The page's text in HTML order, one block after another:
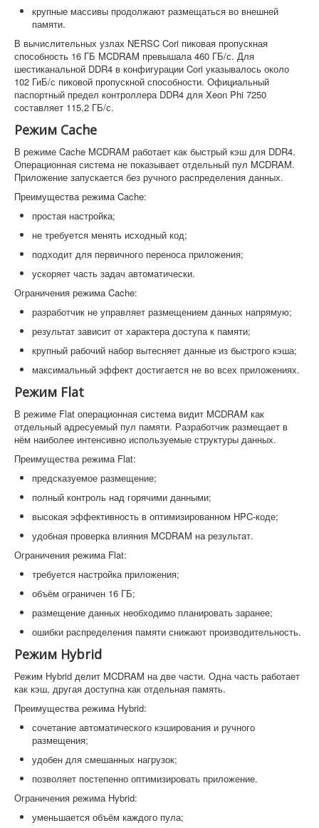
крупные массивы продолжают размещаться во внешней
памяти.
В вычислительных узлах NERSC Cori пиковая пропускная
способность 16 ГБ MCDRAM превышала 460 ГБ/с. Для
шестиканальной DDR4 в конфигурации Cori указывалось около
102 ГиБ/с пиковой пропускной способности. Официальный
паспортный предел контроллера DDR4 для Xeon Phi 7250
составляет 115,2 ГБ/с.
Режим Cache
В режиме Cache MCDRAM работает как быстрый кэш для DDR4.
Операционная система не показывает отдельный пул MCDRAM.
Приложение запускается без ручного распределения данных.
Преимущества режима Cache:
простая настройка;
не требуется менять исходный код;
подходит для первичного переноса приложения;
ускоряет часть задач автоматически.
Ограничения режима Cache:
разработчик не управляет размещением данных напрямую;
результат зависит от характера доступа к памяти;
крупный рабочий набор вытесняет данные из быстрого кэша;
максимальный эффект достигается не во всех приложениях.
Режим Flat
В режиме Flat операционная система видит MCDRAM как
отдельный адресуемый пул памяти. Разработчик размещает в
нём наиболее интенсивно используемые структуры данных.
Преимущества режима Flat:
предсказуемое размещение;
полный контроль над горячими данными;
высокая эффективность в оптимизированном HPC-коде;
удобная проверка влияния MCDRAM на результат.
Ограничения режима Flat:
требуется настройка приложения;
объём ограничен 16 ГБ;
размещение данных необходимо планировать заранее;
ошибки распределения памяти снижают производительность.
Режим Hybrid
Режим Hybrid делит MCDRAM на две части. Одна часть работает
как кэш, другая доступна как отдельная память.
Преимущества режима Hybrid:
сочетание автоматического кэширования и ручного
размещения;
удобен для смешанных нагрузок;
позволяет постепенно оптимизировать приложение.
Ограничения режима Hybrid:
уменьшается объём каждого пула;